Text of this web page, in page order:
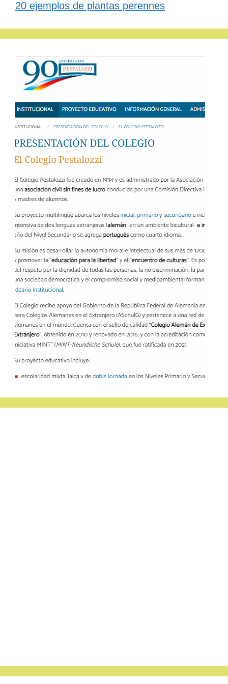
20 ejemplos de plantas perennes